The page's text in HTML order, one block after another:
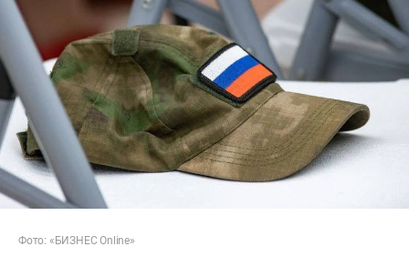
Фото: «БИЗНЕС Online»